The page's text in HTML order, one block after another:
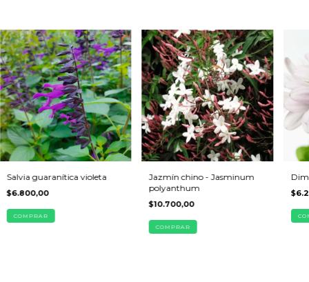
Salvia guaranítica violeta
$6.800,00
COMPRAR
Jazmín chino - Jasminum
polyanthum
$10.700,00
COMPRAR